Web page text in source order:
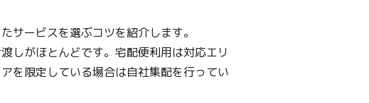
サービスを選ぶコツを紹介します。
しがほとんどです。宅配便利用は対応エリ
を限定している場合は自社集配を行ってい